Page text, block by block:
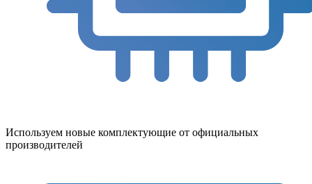
Используем новые комплектующие от официальных
производителей